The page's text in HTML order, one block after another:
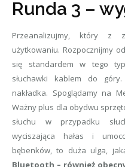
Runda 3 –
Przeanalizujmy, który z
użytkowaniu. Rozpocznijmy
się standardem w tego
słuchawki kablem do
nakładka. Spoglądamy na
Ważny plus dla obydwu
słuchu w przypadku
wyciszająca hałas i
bębenków, to duża ulga,
Bluetooth – również